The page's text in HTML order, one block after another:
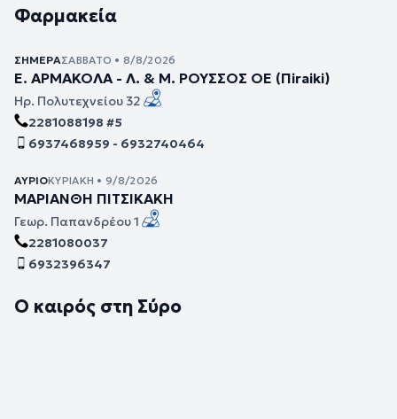
Φαρμακεία
ΣΉΜΕΡΑΣΆΒΒΑΤΟ • 8/8/2026
Ε. ΑΡΜΑΚΟΛΑ - Λ. & Μ. ΡΟΥΣΣΟΣ ΟΕ (Πiraiki)
Ηρ. Πολυτεχνείου 32
2281088198 #5
6937468959 - 6932740464
ΑΎΡΙΟΚΥΡΙΑΚΉ • 9/8/2026
ΜΑΡΙΑΝΘΗ ΠΙΤΣΙΚΑΚΗ
Γεωρ. Παπανδρέου 1
2281080037
6932396347
Ο καιρός στη Σύρο